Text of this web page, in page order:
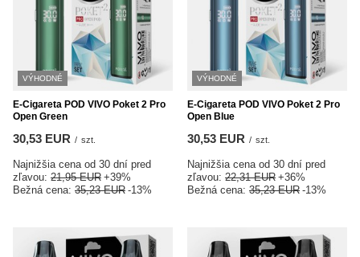
VÝHODNÉ
E-Cigareta POD VIVO Poket 2 Pro
Open Green
30,53 EUR / szt.
Najnižšia cena od 30 dní pred
zľavou: 21,95 EUR +39%
Bežná cena: 35,23 EUR -13%
VÝHODNÉ
E-Cigareta POD VIVO Poket 2 Pro
Open Blue
30,53 EUR / szt.
Najnižšia cena od 30 dní pred
zľavou: 22,31 EUR +36%
Bežná cena: 35,23 EUR -13%